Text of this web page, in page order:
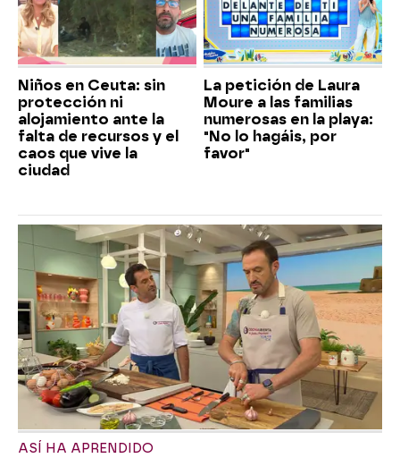
Niños en Ceuta: sin
protección ni
alojamiento ante la
falta de recursos y el
caos que vive la
ciudad
La petición de Laura
Moure a las familias
numerosas en la playa:
"No lo hagáis, por
favor"
ASÍ HA APRENDIDO